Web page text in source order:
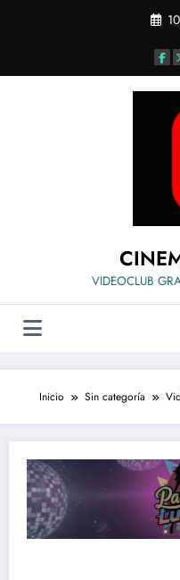
VIDEOCLUB
Inicio Sin categoría